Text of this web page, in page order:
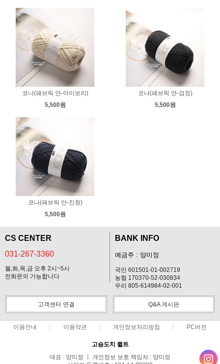
코나(패브릭 얀-아이보리)
5,500원
코나(패브릭 얀-검정)
5,500원
코나(패브릭 얀-진청)
5,500원
CS CENTER
031-267-3360
월,화,목,금 오후 2시~5시
전화문의 가능합니다
BANK INFO
예금주 : 양미정
국민 601501-01-002719
농협 170370-52-030834
우리 805-614984-02-001
고객센터 연결 Q&A 게시판
이용안내 이용약관 개인정보처리방침 PC버전
고슴도치 퀼트
대표 : 양미정 ㅣ 개인정보 보호 책임자 : 양미정